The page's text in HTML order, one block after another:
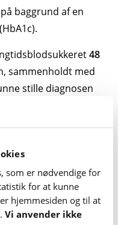
som er nødvendige for
for at kunne
hjemme­siden og til at
Vi anvender ikke
baggrund af en
48
sammenholdt med
stille diagnosen
type 2-diabetes
på42-47 mmol/mol,
i nogle